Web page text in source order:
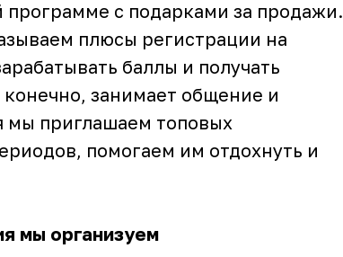
с подарками за продажи.
плюсы регистрации на
баллы и получать
занимает общение и
мы приглашаем топовых
помогаем им отдохнуть и
мы организуем